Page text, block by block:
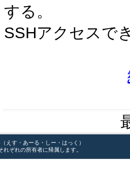
する。
SSHアクセスで
えす・あーる・しー・はっく）
ぞれの所有者に帰属します。